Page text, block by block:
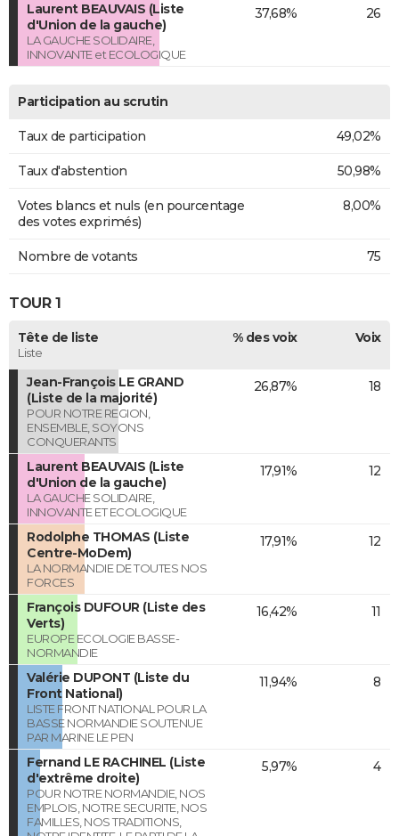
Laurent BEAUVAIS (Liste
d'Union de la gauche)
LA GAUCHE SOLIDAIRE,
INNOVANTE et ECOLOGIQUE
37,68% 26
Participation au scrutin
Taux de participation 49,02%
Taux d'abstention 50,98%
Votes blancs et nuls (en pourcentage
des votes exprimés)
8,00%
Nombre de votants 75
TOUR 1
Tête de liste
Liste
% des voix Voix
Jean-François LE GRAND
(Liste de la majorité)
POUR NOTRE REGION,
ENSEMBLE, SOYONS
CONQUERANTS
26,87% 18
Laurent BEAUVAIS (Liste
d'Union de la gauche)
LA GAUCHE SOLIDAIRE,
INNOVANTE ET ECOLOGIQUE
17,91% 12
Rodolphe THOMAS (Liste
Centre-MoDem)
LA NORMANDIE DE TOUTES NOS
FORCES
17,91% 12
François DUFOUR (Liste des
Verts)
EUROPE ECOLOGIE BASSE-
NORMANDIE
16,42% 11
Valérie DUPONT (Liste du
Front National)
LISTE FRONT NATIONAL POUR LA
BASSE NORMANDIE SOUTENUE
PAR MARINE LE PEN
11,94% 8
Fernand LE RACHINEL (Liste
d'extrême droite)
POUR NOTRE NORMANDIE, NOS
EMPLOIS, NOTRE SECURITE, NOS
FAMILLES, NOS TRADITIONS,
5,97% 4